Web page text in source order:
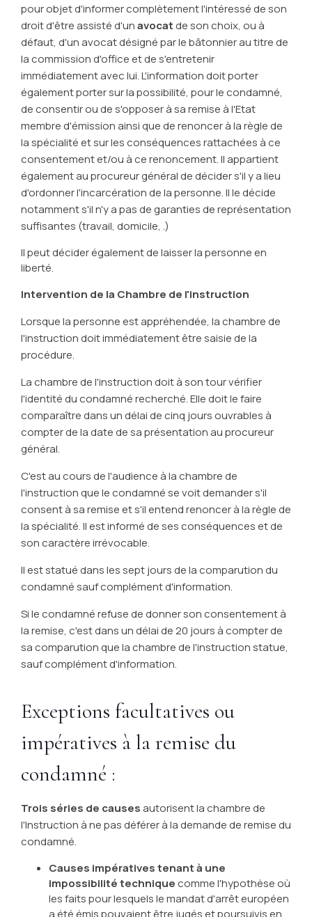
pour objet d'informer complètement l'intéressé de son
droit d'être assisté d'unavocat de son choix, ou à
défaut, d'un avocat désigné par le bâtonnier au titre de
la commission d'office et de s'entretenir
immédiatement avec lui. L'information doit porter
également porter sur la possibilité, pour le condamné,
de consentir ou de s'opposer à sa remise à l'Etat
membre d'émission ainsi que de renoncer à la règle de
la spécialité et sur les conséquences rattachées à ce
consentement et/ou à ce renoncement. Il appartient
également au procureur général de décider s'il y a lieu
d'ordonner l'incarcération de la personne. Il le décide
notamment s'il n'y a pas de garanties de représentation
suffisantes (travail, domicile, .)
Il peut décider également de laisser la personne en
liberté.
Intervention de la Chambre de l'instruction
Lorsque la personne est appréhendée, la chambre de
l'instruction doit immédiatement être saisie de la
procédure.
La chambre de l'instruction doit à son tour vérifier
l'identité du condamné recherché. Elle doit le faire
comparaître dans un délai de cinq jours ouvrables à
compter de la date de sa présentation au procureur
général.
C'est au cours de l'audience à la chambre de
l'instruction que le condamné se voit demander s'il
consent à sa remise et s'il entend renoncer à la règle de
la spécialité. Il est informé de ses conséquences et de
son caractère irrévocable.
Il est statué dans les sept jours de la comparution du
condamné sauf complément d'information.
Si le condamné refuse de donner son consentement à
la remise, c'est dans un délai de 20 jours à compter de
sa comparution que la chambre de l'instruction statue,
sauf complément d'information.
Exceptions facultatives ou
impératives à la remise du
condamné :
Trois séries de causesautorisent la chambre de
l'Instruction à ne pas déférer à la demande de remise du
condamné.
Causes impératives tenant à une
impossibilité techniquecomme l'hypothèse où
les faits pour lesquels le mandat d'arrêt européen
a été émis pouvaient être jugés et poursuivis en